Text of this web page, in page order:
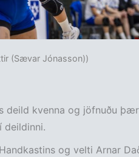
(Sævar Jónasson))
deild kvenna og jöfnuðu
deildinni.
og velti Arnar